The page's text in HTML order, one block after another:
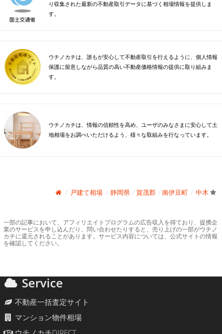
り収集された最新の不動産取引データに基づく相場情報を提供しま
す。
ウチノカチは、誰もが安心して不動産取引を行えるように、個人情報
保護に留意しながら品質の高い不動産価格情報の提供に取り組みま
す。
ウチノカチは、情報の信頼性を高め、ユーザのみなさまに安心して土
地相場をお調べいただけるよう、様々な取組みを行なっています。
戸建て相場 静岡県 賀茂郡 南伊豆町 中木
一部の記事において、アフィリエイトプログラムの広告収入を得ており、提携企
業のサービスを申し込んだり、問い合わせたりすると、売り上げの一部がウチノ
カチに還元されることがあります。サービス内容については、公式サイトの情報
を確認してください。
Service
不動産一括査定サイト
マンション物件相場